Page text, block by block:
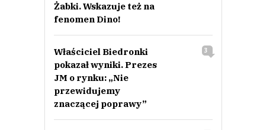
Żabki. Wskazuje też na
fenomen Dino!
Właściciel Biedronki
pokazał wyniki. Prezes
JM o rynku: „Nie
przewidujemy
znaczącej poprawy”
3